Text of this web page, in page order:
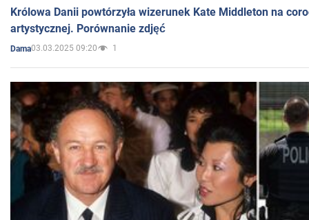
Królowa Danii powtórzyła wizerunek Kate Middleton na
artystycznej. Porównanie zdjęć
Dama03.03.2025 09:20 1